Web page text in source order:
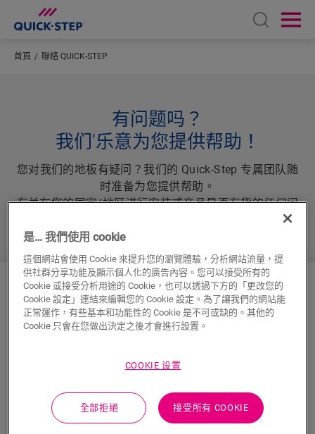
Open
首頁 聯絡 QUICK-STEP
有问题吗？
我们’乐意为您提供帮助！
您对我们的地板有疑问？我们的 Quick-Step 专属团队随
时准备为您提供帮助。
有关在您的国家/地区进行安装或产品是否有货的任何问
拨打电话联系我们：
32 56 67 56 56
通过电子邮件给我们留言
是… 我們使用 cookie
這個網站會使用 Cookie 來提升您的瀏覽體驗，分析網站流量，提
供社群分享功能及顯示個人化的廣告內容。您可以接受所有的
Cookie 或接受分析用途的 Cookie，也可以透過下方的「更改您的
Cookie 設定」連結來編輯您的 Cookie 設定。為了讓我們的網站能
正常運作，有些基本和功能性的 Cookie 是不可或缺的。其他的
Cookie 只會在您做出決定之後才會進行設置。
COOKIE 设置
全部拒絕 接受所有 COOKIE